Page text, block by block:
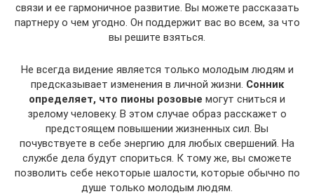
связи и ее гармоничное развитие. Вы можете рассказать
партнеру о чем угодно. Он поддержит вас во всем, за что
вы решите взяться.
Не всегда видение является только молодым людям и
предсказывает изменения в личной жизни. Сонник
определяет, что пионы розовые могут сниться и
зрелому человеку. В этом случае образ расскажет о
предстоящем повышении жизненных сил. Вы
почувствуете в себе энергию для любых свершений. На
службе дела будут спориться. К тому же, вы сможете
позволить себе некоторые шалости, которые обычно по
душе только молодым людям.